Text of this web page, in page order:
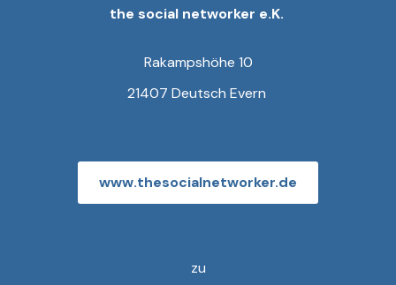
the social networker e.K.
Rakampshöhe 10
21407 Deutsch Evern
www.thesocialnetworker.de
zu